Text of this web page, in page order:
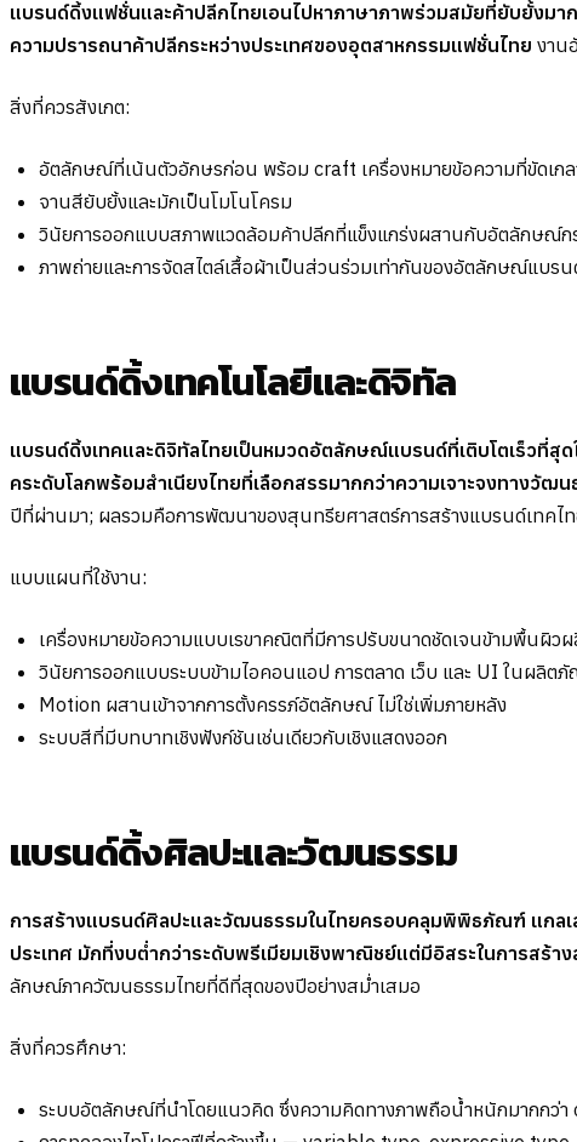
แบรนด์ดิ้งแฟชั่นและค้าปลีกไทยเอนไปหาภาษาภาพร่วมสมัยที่ยับยั้งม
ความปรารถนาค้าปลีกระหว่างประเทศของอุตสาหกรรมแฟชั่นไทย งาน
สิ่งที่ควรสังเกต:
อัตลักษณ์ที่เน้นตัวอักษรก่อน พร้อม craft เครื่องหมายข้อความที่ขัดเกล
จานสียับยั้งและมักเป็นโมโนโครม
วินัยการออกแบบสภาพแวดล้อมค้าปลีกที่แข็งแกร่งผสานกับอัตลักษณ์ก
ภาพถ่ายและการจัดสไตล์เสื้อผ้าเป็นส่วนร่วมเท่ากันของอัตลักษณ์แบร
แบรนด์ดิ้งเทคโนโลยีและดิจิทัล
แบรนด์ดิ้งเทคและดิจิทัลไทยเป็นหมวดอัตลักษณ์แบรนด์ที่เติบโตเร็วที่
คระดับโลกพร้อมสำเนียงไทยที่เลือกสรรมากกว่าความเจาะจงทางวัฒ
ปีที่ผ่านมา; ผลรวมคือการพัฒนาของสุนทรียศาสตร์การสร้างแบรนด์เทค
แบบแผนที่ใช้งาน:
เครื่องหมายข้อความแบบเรขาคณิตที่มีการปรับขนาดชัดเจนข้ามพื้นผิว
วินัยการออกแบบระบบข้ามไอคอนแอป การตลาด เว็บ และ UI ในผลิต
Motion ผสานเข้าจากการตั้งครรภ์อัตลักษณ์ ไม่ใช่เพิ่มภายหลัง
ระบบสีที่มีบทบาทเชิงฟังก์ชันเช่นเดียวกับเชิงแสดงออก
แบรนด์ดิ้งศิลปะและวัฒนธรรม
การสร้างแบรนด์ศิลปะและวัฒนธรรมในไทยครอบคลุมพิพิธภัณฑ์ แกล
ประเทศ มักที่งบต่ำกว่าระดับพรีเมียมเชิงพาณิชย์แต่มีอิสระในการสร้า
ลักษณ์ภาควัฒนธรรมไทยที่ดีที่สุดของปีอย่างสม่ำเสมอ
สิ่งที่ควรศึกษา:
ระบบอัตลักษณ์ที่นำโดยแนวคิด ซึ่งความคิดทางภาพถือน้ำหนักมากกว่า